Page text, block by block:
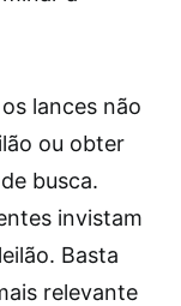
lances não
ou obter
busca.
invistam
Basta
relevante